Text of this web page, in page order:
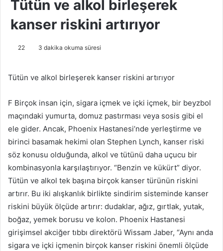
Tütün ve alkol birleşerek
kanser riskini artırıyor
22 3 dakika okuma süresi
Tütün ve alkol birleşerek kanser riskini artırıyor
F Birçok insan için, sigara içmek ve içki içmek, bir beyzbol
maçındaki yumurta, domuz pastırması veya sosis gibi el
ele gider. Ancak, Phoenix Hastanesi’nde yerleştirme ve
birinci basamak hekimi olan Stephen Lynch, kanser riski
söz konusu olduğunda, alkol ve tütünü daha uçucu bir
kombinasyonla karşılaştırıyor. “Benzin ve kükürt” diyor.
Tütün ve alkol tek başına birçok kanser türünün riskini
artırır. Bu iki alışkanlık birlikte sindirim sisteminde kanser
riskini büyük ölçüde artırır: dudaklar, ağız, gırtlak, yutak,
boğaz, yemek borusu ve kolon. Phoenix Hastanesi
girişimsel akciğer tıbbı direktörü Wissam Jaber, “Aynı anda
sigara ve içki içmenin birçok kanser riskini önemli ölçüde